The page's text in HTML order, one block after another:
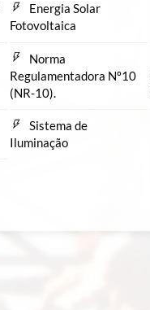
Energia Solar
Fotovoltaica
Norma
Regulamentadora Nº10
(NR-10).
Sistema de
Iluminação